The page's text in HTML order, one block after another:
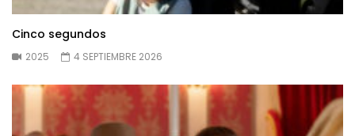
Cinco segundos
2025 4 SEPTIEMBRE 2026